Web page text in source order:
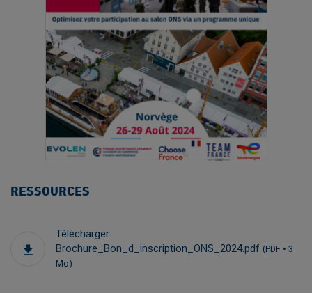
RESSOURCES
Télécharger
Brochure_Bon_d_inscription_ONS_2024.pdf (PDF • 3
Mo)